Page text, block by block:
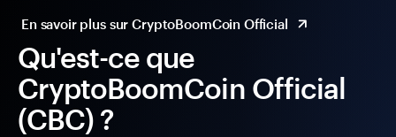
Qu'est-ce que
CryptoBoomCoin Official
(CBC) ?
En savoir plus sur CryptoBoomCoin Official